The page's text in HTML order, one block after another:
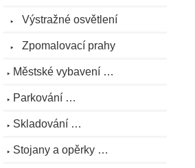
Výstražné osvětlení
Zpomalovací prahy
Městské vybavení …
Parkování …
Skladování …
Stojany a opěrky …